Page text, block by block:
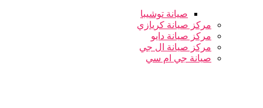
صيانة توشيبا
مركز صيانة كريازي
مركز صيانة دايو
مركز صيانة ال جي
صيانة جي ام سي